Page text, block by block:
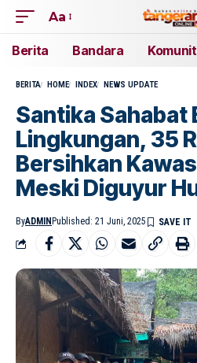
Aa
Berita Bandara
BERITA HOME INDEX NEWS UPDATE
Santika Sahabat
Lingkungan, 35
Bersihkan
Meski Diguyur
ByADMIN Published: 21 Juni, 2025